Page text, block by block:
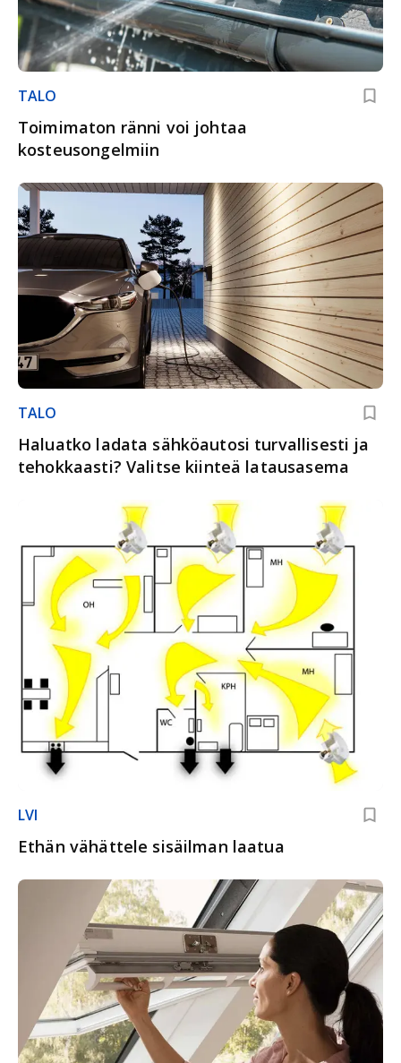
TALO
Toimimaton ränni voi johtaa
kosteusongelmiin
TALO
Haluatko ladata sähköautosi turvallisesti ja
tehokkaasti? Valitse kiinteä latausasema
LVI
Ethän vähättele sisäilman laatua